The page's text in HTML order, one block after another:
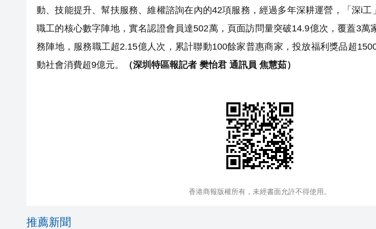
動、技能提升、幫扶服務、維權諮詢在內的42項服務，經過多年深耕運營，「深i
職工的核心數字陣地，實名認證會員達502萬，頁面訪問量突破14.9億次，覆蓋3萬
務陣地，服務職工超2.15億人次，累計聯動100餘家普惠商家，投放福利獎品超
動社會消費超9億元。
（深圳特區報記者 樊怡君 通訊員 焦慧茹）
香港商報版權所有，未經書面允許不得使用。
推薦新聞